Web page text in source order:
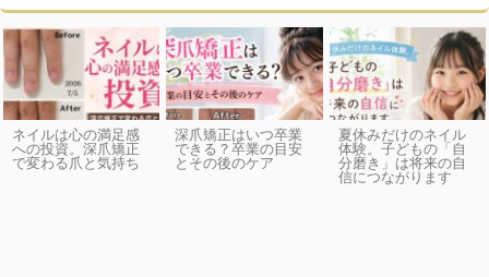
ネイルは心の満足感
への投資。深爪矯正
で変わる爪と気持ち
深爪矯正はいつ卒業
できる？卒業の目安
とその後のケア
夏休みだけのネイル
体験。子どもの「自
分磨き」は将来の自
信につながります